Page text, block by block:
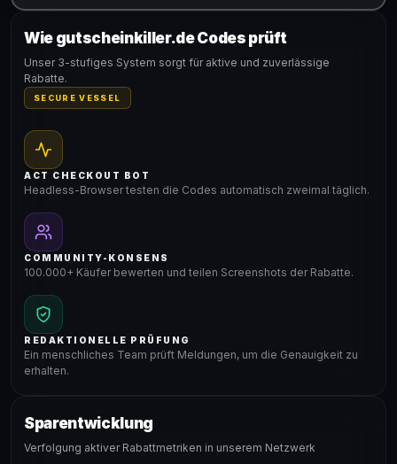
Gültig für teilnehmende Produkte
Wie gutscheinkiller.de Codes prüft
Unser 3-stufiges System sorgt für aktive und zuverlässige
Rabatte.
SECURE VESSEL
ACT CHECKOUT BOT
Headless-Browser testen die Codes automatisch zweimal täglich.
COMMUNITY-KONSENS
100.000+ Käufer bewerten und teilen Screenshots der Rabatte.
REDAKTIONELLE PRÜFUNG
Ein menschliches Team prüft Meldungen, um die Genauigkeit zu
erhalten.
Sparentwicklung
Verfolgung aktiver Rabattmetriken in unserem Netzwerk